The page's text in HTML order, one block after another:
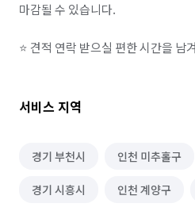
마감될 수 있습니다.
서비스 지역
경기 부천시 인천 미추홀구
경기 시흥시 인천 계양구